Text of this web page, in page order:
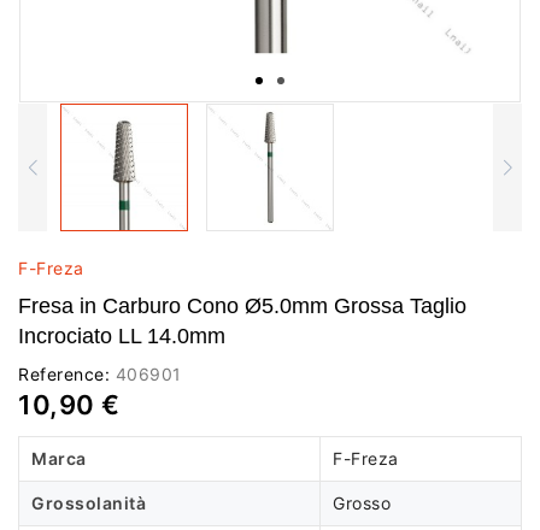
F-Freza
Fresa in Carburo Cono Ø5.0mm Grossa Taglio
Incrociato LL 14.0mm
Reference: 406901
10,90 €
Marca F-Freza
Grossolanità Grosso